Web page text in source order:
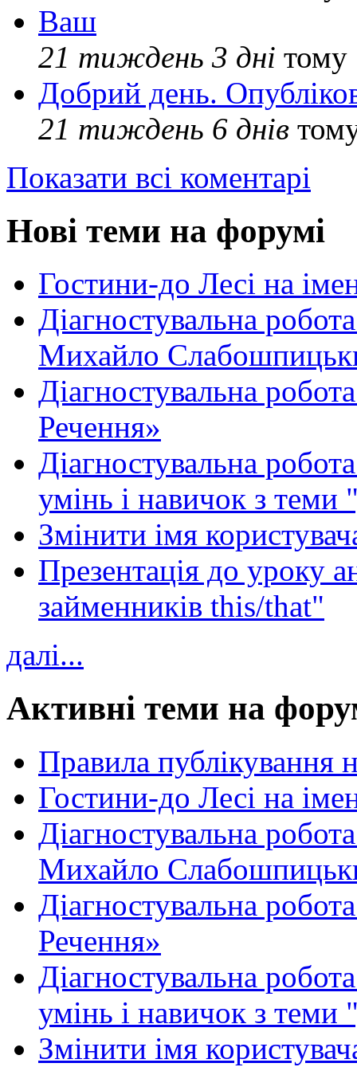
Ваш
21 тиждень 3 дні тому
Добрий день.
21 тиждень 6 днів
Показати всі коментарі
Нові теми на форумі
Гостини-до Лесі на
Діагностувальна
Михайло
Діагностувальна
Речення»
Діагностувальна
умінь і навичок з теми
Змінити імя
Презентація до уроку
займенників this/that"
далі...
Активні теми на
Правила публікування
Гостини-до Лесі на
Діагностувальна
Михайло
Діагностувальна
Речення»
Діагностувальна
умінь і навичок з теми
Змінити імя